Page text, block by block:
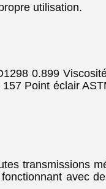
utilisation.
0.899
Point éclair
transmissions
avec